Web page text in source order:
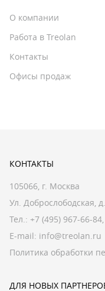
О компании
Работа в Treolan
Контакты
Офисы продаж
КОНТАКТЫ
105066, г. Москва
Ул. Доброслободская,
Тел.: +7 (495) 967-66-84,
E-mail: info@treolan.ru
Политика обработки
ДЛЯ НОВЫХ